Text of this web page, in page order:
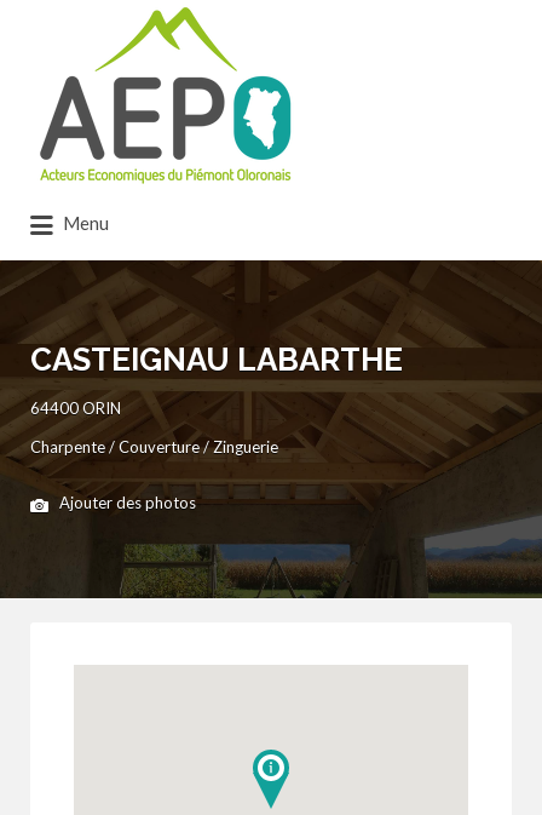
Menu
CASTEIGNAU LABARTHE
64400 ORIN
Charpente / Couverture / Zinguerie
Ajouter des photos